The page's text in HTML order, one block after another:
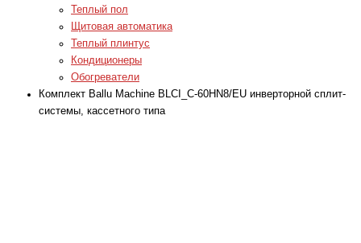
Теплый пол
Щитовая автоматика
Теплый плинтус
Кондиционеры
Обогреватели
Комплект Ballu Machine BLCI_C-60HN8/EU инверторной сплит-
системы, кассетного типа